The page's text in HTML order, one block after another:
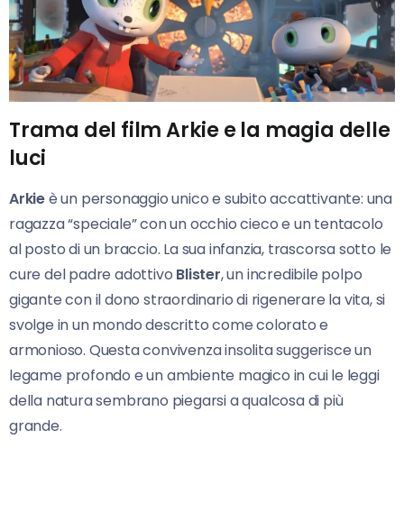
Trama del film Arkie e la magia delle
luci
Arkieè un personaggio unico e subito accattivante: una
ragazza “speciale” con un occhio cieco e un tentacolo
al posto di un braccio. La sua infanzia, trascorsa sotto le
cure del padre adottivo Blister, un incredibile polpo
gigante con il dono straordinario di rigenerare la vita, si
svolge in un mondo descritto come colorato e
armonioso. Questa convivenza insolita suggerisce un
legame profondo e un ambiente magico in cui le leggi
della natura sembrano piegarsi a qualcosa di più
grande.